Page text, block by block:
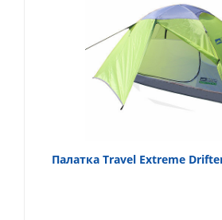
Палатка Travel Extreme